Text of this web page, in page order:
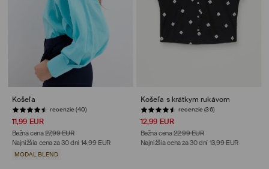
Košeľa
recenzie (40)
11,99 EUR
Bežná cena 27,99 EUR
Najnižšia cena za 30 dní 14,99 EUR
MODAL BLEND
Košeľa s krátkym rukávom
recenzie (36)
12,99 EUR
Bežná cena 22,99 EUR
Najnižšia cena za 30 dní 13,99 EUR